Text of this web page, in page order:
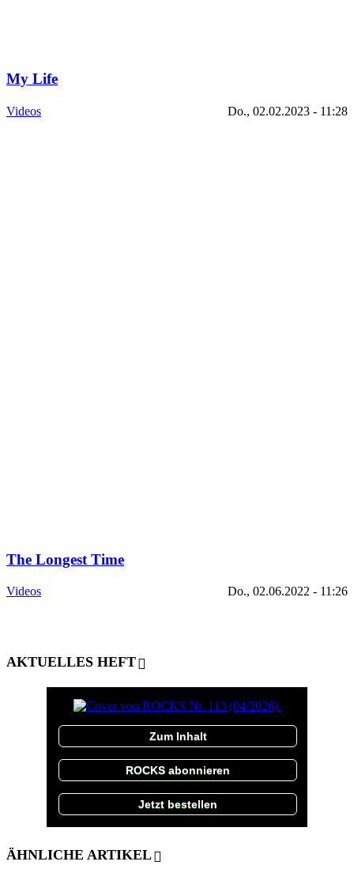
My Life
Videos Do., 02.02.2023 - 11:28
The Longest Time
Videos Do., 02.06.2022 - 11:26
AKTUELLES HEFT
Zum Inhalt
ROCKS abonnieren
Jetzt bestellen
ÄHNLICHE ARTIKEL